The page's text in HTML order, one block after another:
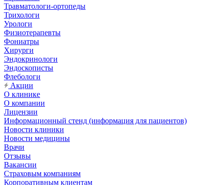
Травматологи-ортопеды
Трихологи
Урологи
Физиотерапевты
Фониатры
Хирурги
Эндокринологи
Эндоскописты
Флебологи
Акции
О клинике
О компании
Лицензии
Информационный стенд (информация для пациентов)
Новости клиники
Новости медицины
Врачи
Отзывы
Вакансии
Страховым компаниям
Корпоративным клиентам